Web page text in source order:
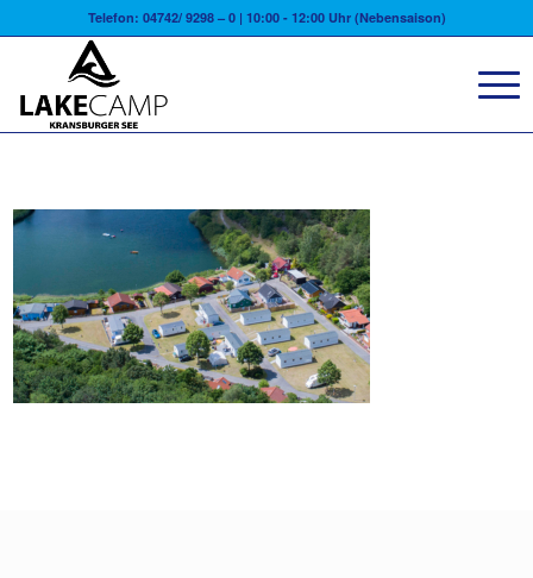
Telefon: 04742/ 9298 – 0 | 10:00 - 12:00 Uhr (Nebensaison)